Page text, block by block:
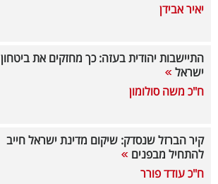
רכילות
קריפטו
טלוויזיה
עסקי
יאיר אבידן
התיישבות יהודית בעזה: כך מחזקים את ביטחון
ישראל
ח"כ משה סולומון
קיר הברזל שנסדק: שיקום מדינת ישראל חייב
להתחיל מבפנים
ח"כ עודד פורר